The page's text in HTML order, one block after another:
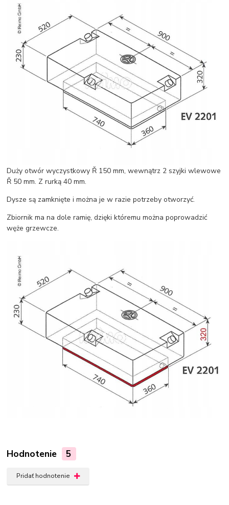
Duży otwór wyczystkowy Ř 150 mm, wewnątrz 2 szyjki wlewowe
Ř 50 mm. Z rurką 40 mm.
Dysze są zamknięte i można je w razie potrzeby otworzyć.
Zbiornik ma na dole ramię, dzięki któremu można poprowadzić
węże grzewcze.
Hodnotenie 5
Pridať hodnotenie